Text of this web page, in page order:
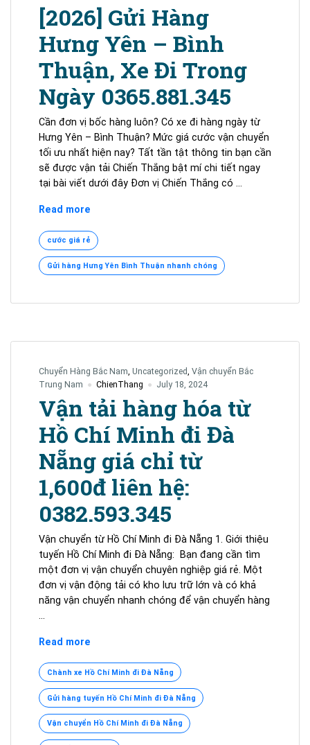
[2026] Gửi Hàng
Hưng Yên – Bình
Thuận, Xe Đi Trong
Ngày 0365.881.345
Cần đơn vị bốc hàng luôn? Có xe đi hàng ngày từ
Hưng Yên – Bình Thuận? Mức giá cước vận chuyển
tối ưu nhất hiện nay? Tất tần tật thông tin bạn cần
sẽ được vận tải Chiến Thắng bật mí chi tiết ngay
tại bài viết dưới đây Đơn vị Chiến Thắng có …
Read more
Hàng
Hưng
Yên
Bình
Ngày
0365.881.345
cước giá rẻ
Gửi hàng Hưng Yên Bình Thuận nhanh chóng
Chuyển Hàng Bắc Nam Uncategorized Vận chuyển Bắc
Trung Nam
ChienThang July 18, 2024
Vận tải hàng hóa từ
Hồ Chí Minh đi Đà
Nẵng giá chỉ từ
1,600đ liên hệ:
0382.593.345
Vận chuyển từ Hồ Chí Minh đi Đà Nẵng 1. Giới thiệu
tuyến Hồ Chí Minh đi Đà Nẵng: Bạn đang cần tìm
một đơn vị vận chuyển chuyên nghiệp giá rẻ. Một
đơn vị vận động tải có kho lưu trữ lớn và có khả
năng vận chuyển nhanh chóng để vận chuyển hàng
Read more
hàng
hóa
từ
Hồ
Chí
Chành xe Hồ Chí Minh đi Đà Nẵng
Gửi hàng tuyến Hồ Chí Minh đi Đà Nẵng
Vận chuyển Hồ Chí Minh đi Đà Nẵng